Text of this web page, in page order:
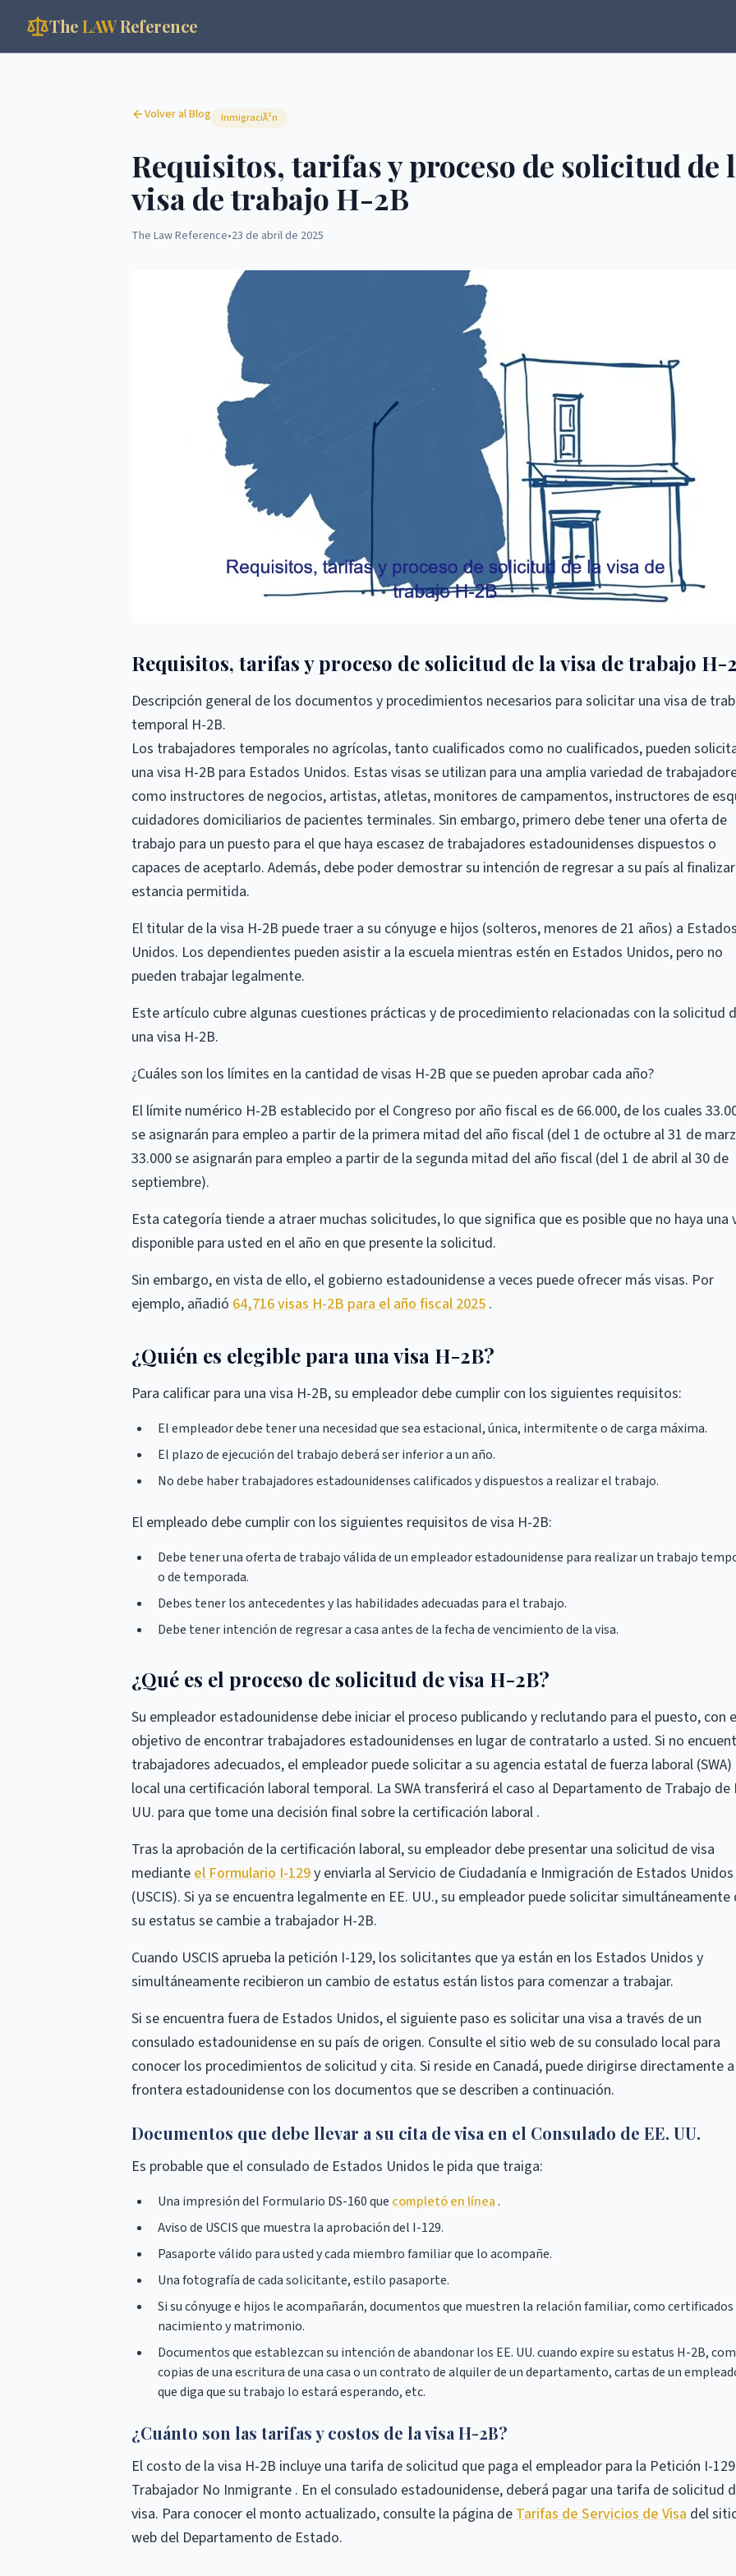
TheLAWReference
Volver al Blog InmigraciÃ³n
Requisitos, tarifas y proceso de solicitud de
visa de trabajo H-2B
The Law Reference•23 de abril de 2025
Requisitos, tarifas y proceso de solicitud de la visa de trabajo H-
Descripción general de los documentos y procedimientos necesarios para solicitar una visa de
temporal H-2B.
Los trabajadores temporales no agrícolas, tanto cualificados como no cualificados, pueden
una visa H-2B para Estados Unidos. Estas visas se utilizan para una amplia variedad de
como instructores de negocios, artistas, atletas, monitores de campamentos, instructores de
cuidadores domiciliarios de pacientes terminales. Sin embargo, primero debe tener una oferta de
trabajo para un puesto para el que haya escasez de trabajadores estadounidenses dispuestos o
capaces de aceptarlo. Además, debe poder demostrar su intención de regresar a su país al
estancia permitida.
El titular de la visa H-2B puede traer a su cónyuge e hijos (solteros, menores de 21 años) a Estados
Unidos. Los dependientes pueden asistir a la escuela mientras estén en Estados Unidos, pero no
pueden trabajar legalmente.
Este artículo cubre algunas cuestiones prácticas y de procedimiento relacionadas con la solicitud
una visa H-2B.
¿Cuáles son los límites en la cantidad de visas H-2B que se pueden aprobar cada año?
El límite numérico H-2B establecido por el Congreso por año fiscal es de 66.000, de los cuales
se asignarán para empleo a partir de la primera mitad del año fiscal (del 1 de octubre al 31 de
33.000 se asignarán para empleo a partir de la segunda mitad del año fiscal (del 1 de abril al 30 de
septiembre).
Esta categoría tiende a atraer muchas solicitudes, lo que significa que es posible que no haya una
disponible para usted en el año en que presente la solicitud.
Sin embargo, en vista de ello, el gobierno estadounidense a veces puede ofrecer más visas. Por
ejemplo, añadió 64,716 visas H-2B para el año fiscal 2025 .
¿Quién es elegible para una visa H-2B?
Para calificar para una visa H-2B, su empleador debe cumplir con los siguientes requisitos:
El empleador debe tener una necesidad que sea estacional, única, intermitente o de carga máxima.
El plazo de ejecución del trabajo deberá ser inferior a un año.
No debe haber trabajadores estadounidenses calificados y dispuestos a realizar el trabajo.
El empleado debe cumplir con los siguientes requisitos de visa H-2B:
Debe tener una oferta de trabajo válida de un empleador estadounidense para realizar un trabajo
o de temporada.
Debes tener los antecedentes y las habilidades adecuadas para el trabajo.
Debe tener intención de regresar a casa antes de la fecha de vencimiento de la visa.
¿Qué es el proceso de solicitud de visa H-2B?
Su empleador estadounidense debe iniciar el proceso publicando y reclutando para el puesto, con
objetivo de encontrar trabajadores estadounidenses en lugar de contratarlo a usted. Si no
trabajadores adecuados, el empleador puede solicitar a su agencia estatal de fuerza laboral (SWA)
local una certificación laboral temporal. La SWA transferirá el caso al Departamento de Trabajo de
UU. para que tome una decisión final sobre la certificación laboral .
Tras la aprobación de la certificación laboral, su empleador debe presentar una solicitud de visa
mediante el Formulario I-129y enviarla al Servicio de Ciudadanía e Inmigración de Estados Unidos
(USCIS). Si ya se encuentra legalmente en EE. UU., su empleador puede solicitar simultáneamente
su estatus se cambie a trabajador H-2B.
Cuando USCIS aprueba la petición I-129, los solicitantes que ya están en los Estados Unidos y
simultáneamente recibieron un cambio de estatus están listos para comenzar a trabajar.
Si se encuentra fuera de Estados Unidos, el siguiente paso es solicitar una visa a través de un
consulado estadounidense en su país de origen. Consulte el sitio web de su consulado local para
conocer los procedimientos de solicitud y cita. Si reside en Canadá, puede dirigirse directamente
frontera estadounidense con los documentos que se describen a continuación.
Documentos que debe llevar a su cita de visa en el Consulado de EE. UU.
Es probable que el consulado de Estados Unidos le pida que traiga:
Una impresión del Formulario DS-160 que completó en línea.
Aviso de USCIS que muestra la aprobación del I-129.
Pasaporte válido para usted y cada miembro familiar que lo acompañe.
Una fotografía de cada solicitante, estilo pasaporte.
Si su cónyuge e hijos le acompañarán, documentos que muestren la relación familiar, como certificados
nacimiento y matrimonio.
Documentos que establezcan su intención de abandonar los EE. UU. cuando expire su estatus H-2B,
copias de una escritura de una casa o un contrato de alquiler de un departamento, cartas de un
que diga que su trabajo lo estará esperando, etc.
¿Cuánto son las tarifas y costos de la visa H-2B?
El costo de la visa H-2B incluye una tarifa de solicitud que paga el empleador para la Petición I-
Trabajador No Inmigrante . En el consulado estadounidense, deberá pagar una tarifa de solicitud
visa. Para conocer el monto actualizado, consulte la página de Tarifas de Servicios de Visa del
web del Departamento de Estado.